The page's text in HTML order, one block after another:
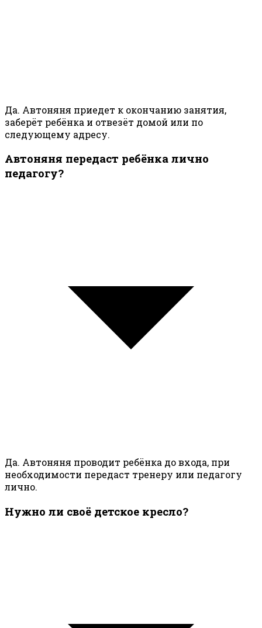
Да. Автоняня приедет к окончанию занятия,
заберёт ребёнка и отвезёт домой или по
следующему адресу.
Автоняня передаст ребёнка лично
педагогу?
Да. Автоняня проводит ребёнка до входа, при
необходимости передаст тренеру или педагогу
лично.
Нужно ли своё детское кресло?